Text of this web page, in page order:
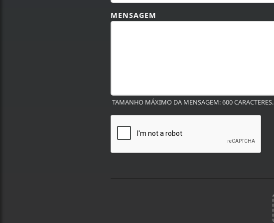
MENSAGEM
TAMANHO MÁXIMO DA MENSAGEM: 600 CARACTERES.